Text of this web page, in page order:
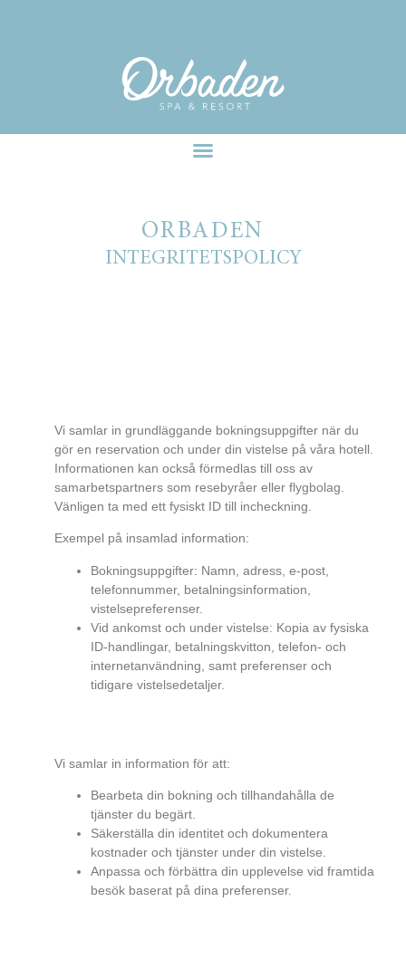
ORBADEN
INTEGRITETSPOLICY
Vi samlar in grundläggande bokningsuppgifter när du
gör en reservation och under din vistelse på våra hotell.
Informationen kan också förmedlas till oss av
samarbetspartners som resebyråer eller flygbolag.
Vänligen ta med ett fysiskt ID till incheckning.
Exempel på insamlad information:
Bokningsuppgifter: Namn, adress, e-post,
telefonnummer, betalningsinformation,
vistelsepreferenser.
Vid ankomst och under vistelse: Kopia av fysiska
ID-handlingar, betalningskvitton, telefon- och
internetanvändning, samt preferenser och
tidigare vistelsedetaljer.
Vi samlar in information för att:
Bearbeta din bokning och tillhandahålla de
tjänster du begärt.
Säkerställa din identitet och dokumentera
kostnader och tjänster under din vistelse.
Anpassa och förbättra din upplevelse vid framtida
besök baserat på dina preferenser.